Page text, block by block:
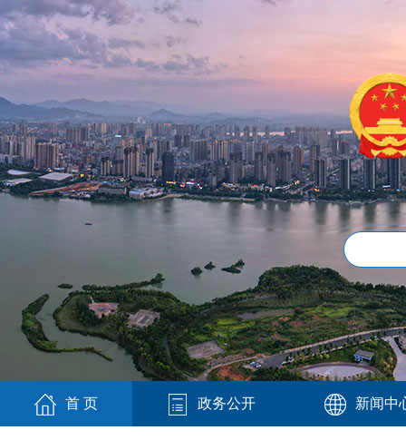
首 页 政务公开 新闻中